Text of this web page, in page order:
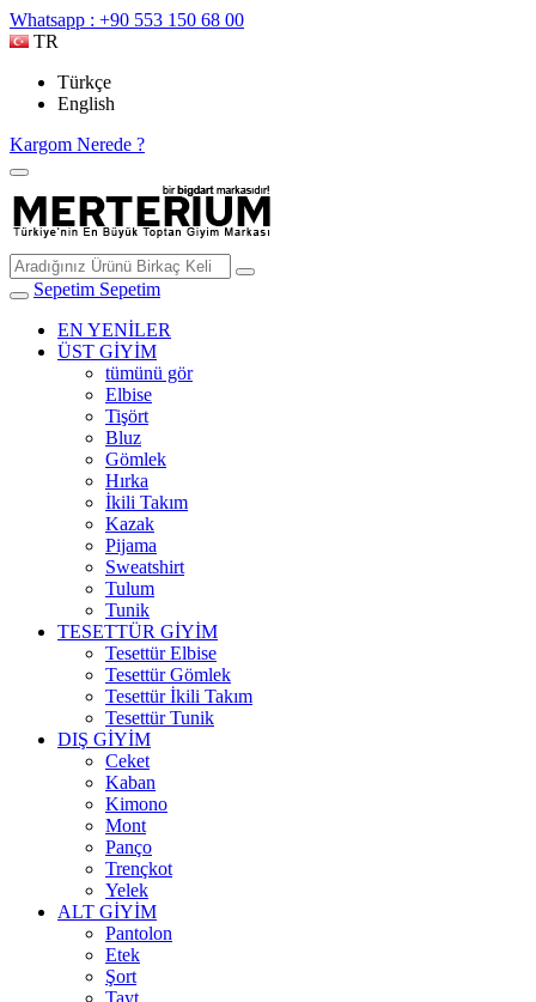
Whatsapp : +90 553 150 68 00
TR
Türkçe
English
Kargom Nerede ?
Sepetim Sepetim
EN YENİLER
ÜST GİYİM
tümünü gör
Elbise
Tişört
Bluz
Gömlek
Hırka
İkili Takım
Kazak
Pijama
Sweatshirt
Tulum
Tunik
TESETTÜR GİYİM
Tesettür Elbise
Tesettür Gömlek
Tesettür İkili Takım
Tesettür Tunik
DIŞ GİYİM
Ceket
Kaban
Kimono
Mont
Panço
Trençkot
Yelek
ALT GİYİM
Pantolon
Etek
Şort
Tayt